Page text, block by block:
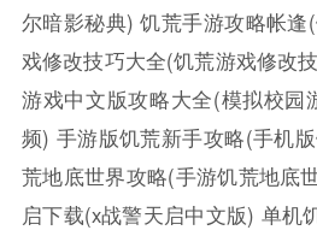
尔暗影秘典) 饥荒手游攻略帐逢
戏修改技巧大全(饥荒游戏修改
游戏中文版攻略大全(模拟校园
频) 手游版饥荒新手攻略(手机
荒地底世界攻略(手游饥荒地底
启下载(x战警天启中文版) 单机